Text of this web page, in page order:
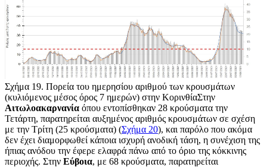
Σχήμα 19. Πορεία του ημερησίου αριθμού των κρουσμάτων
(κυλιόμενος μέσος όρος 7 ημερών) στην ΚορινθίαΣτην
Αιτωλοακαρνανία όπου εντοπίσθηκαν 28 κρούσματα την
Τετάρτη, παρατηρείται αυξημένος αριθμός κρουσμάτων σε σχέση
με την Τρίτη (25 κρούσματα) (Σχήμα 20), και παρόλο που ακόμα
δεν έχει διαμορφωθεί κάποια ισχυρή ανοδική τάση, η συνέχιση της
ήπιας ανόδου την έφερε ελαφρά πάνω από το όριο της κόκκινης
περιοχής. Στην Εύβοια, με 68 κρούσματα, παρατηρείται